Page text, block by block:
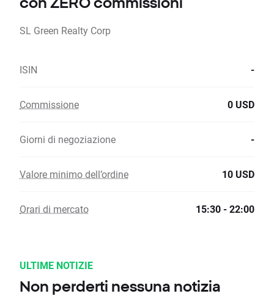
SL Green Realty Corp
ISIN -
Commissione 0 USD
Giorni di negoziazione -
Valore minimo dell’ordine 10 USD
Orari di mercato 15:30 - 22:00
ULTIME NOTIZIE
Non perderti nessuna notizia